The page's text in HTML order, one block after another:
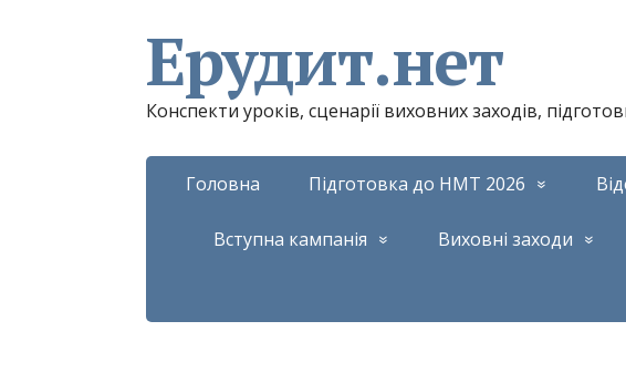
Ерудит.нет
Конспекти уроків, сценарії виховних заходів,
Головна Підготовка до НМТ 2026
Вступна кампанія Виховні заходи